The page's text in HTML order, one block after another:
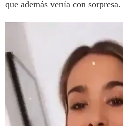
que además venía con sorpresa.